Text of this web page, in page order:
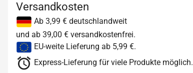
Versandkosten
Ab 3,99 € deutschlandweit
und ab 39,00 € versandkostenfrei.
EU-weite Lieferung ab 5,99 €.
Express-Lieferung für viele Produkte möglich.